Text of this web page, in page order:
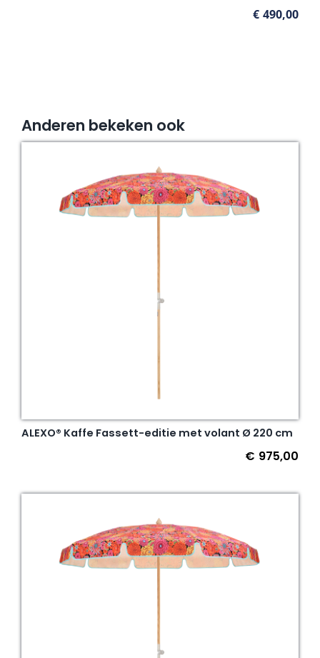
€ 490,00
Anderen bekeken ook
ALEXO® Kaffe Fassett-editie met volant Ø 220 cm
€ 975,00